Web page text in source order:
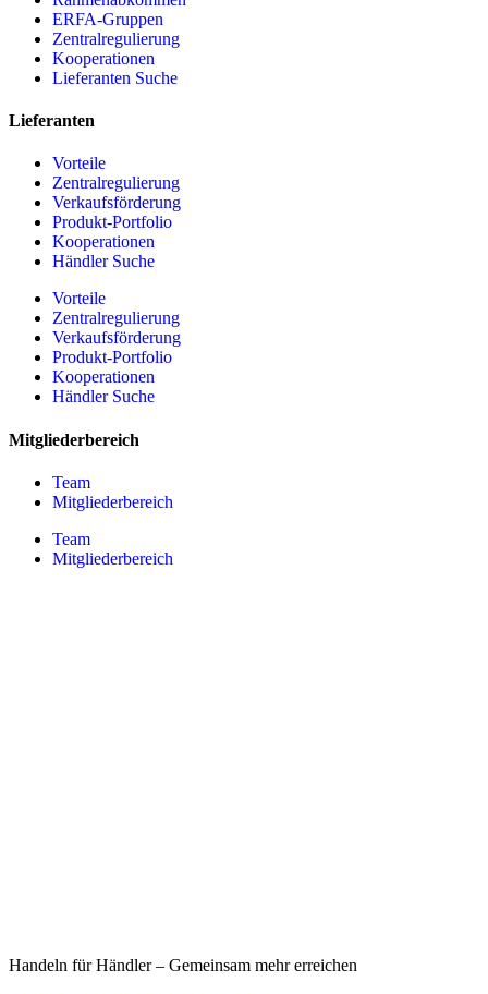
ERFA-Gruppen
Zentralregulierung
Kooperationen
Lieferanten Suche
Lieferanten
Vorteile
Zentralregulierung
Verkaufsförderung
Produkt-Portfolio
Kooperationen
Händler Suche
Vorteile
Zentralregulierung
Verkaufsförderung
Produkt-Portfolio
Kooperationen
Händler Suche
Mitgliederbereich
Team
Mitgliederbereich
Team
Mitgliederbereich
Handeln für Händler – Gemeinsam mehr erreichen